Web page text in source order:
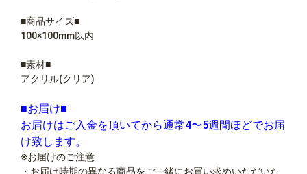
■商品サイズ■
100×100mm以内
■素材■
アクリル(クリア)
■お届け■
お届けはご入金を頂いてから通常4〜5週間ほどでお届
け致します。
※お届けのご注意
・お届け時期の異なる商品をご一緒にお買い求めいただいた